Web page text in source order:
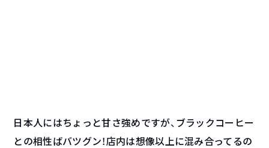
日本人にはちょっと甘さ強めですが、ブラックコーヒー
との相性ばバツグン！店内は想像以上に混み合ってるの